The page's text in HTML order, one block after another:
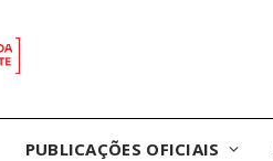
PUBLICAÇÕES OFICIAIS